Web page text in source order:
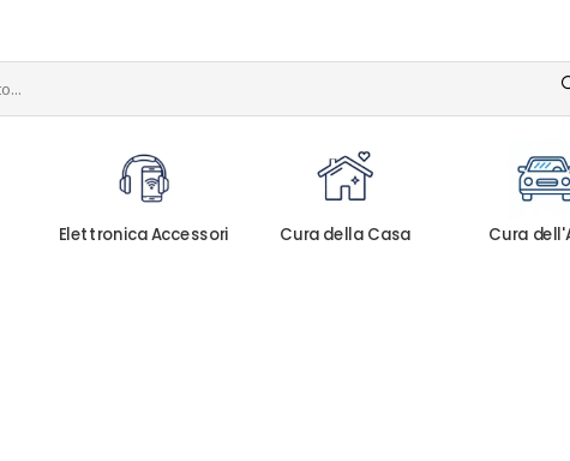
Elettronica Accessori Cura della Casa Cura